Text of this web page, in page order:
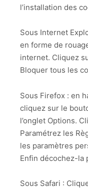
l’installation des
Sous Internet
en forme de
internet. Cliquez
Bloquer tous les
Sous Firefox : en
cliquez sur le
l’onglet Options.
Paramétrez les
les paramètres
Enfin décochez-la
Sous Safari :